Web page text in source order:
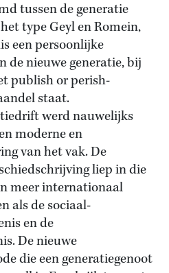
tussen de generatie
type Geyl en Romein,
een persoonlijke
de nieuwe generatie, bij
publish or perish-
staat.
werd nauwelijks
moderne en
van het vak. De
liep in die
meer internationaal
als de sociaal-
en de
De nieuwe
die een generatiegenoot